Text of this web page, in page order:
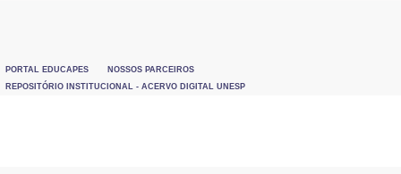
PORTAL EDUCAPES
NOSSOS PARCEIROS
REPOSITÓRIO INSTITUCIONAL - ACERVO DIGITAL UNESP